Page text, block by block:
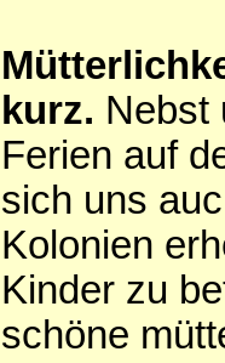
kurz. Nebst
Ferien auf
sich uns
Kolonien
Kinder zu
schöne